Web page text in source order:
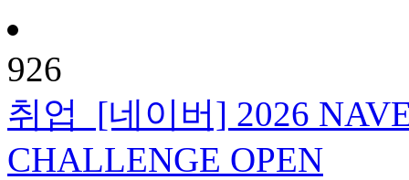
926
취업
[네이버] 2026
CHALLENGE OPEN